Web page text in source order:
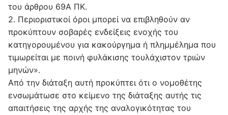
του άρθρου 69Α ΠΚ.
2. Περιοριστικοί όροι μπορεί να επιβληθούν αν
προκύπτουν σοβαρές ενδείξεις ενοχής του
κατηγορουμένου για κακούργημα ή πλημμέλημα που
τιμωρείται με ποινή φυλάκισης τουλάχιστον τριών
μηνών».
Από την διάταξη αυτή προκύπτει ότι ο νομοθέτης
ενσωμάτωσε στο κείμενο της διάταξης αυτής τις
απαιτήσεις της αρχής της αναλογικότητας του